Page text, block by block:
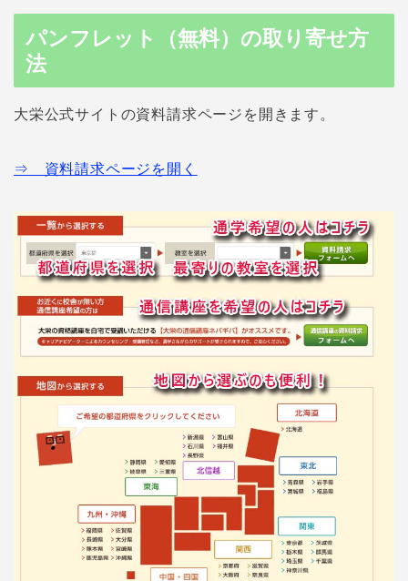
パンフレット（無料）の取り寄せ方
法
大栄公式サイトの資料請求ページを開きます。
⇒ 資料請求ページを開く